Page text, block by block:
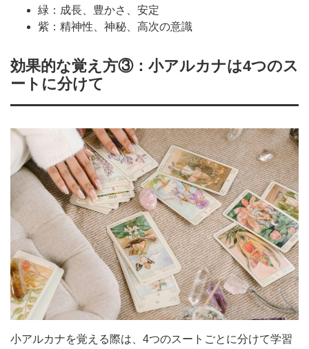
緑：成長、豊かさ、安定
紫：精神性、神秘、高次の意識
効果的な覚え方③：小アルカナは4つのス
ートに分けて
小アルカナを覚える際は、4つのスートごとに分けて学習